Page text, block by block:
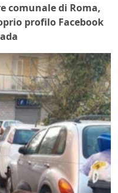
comunale di Roma,
profilo Facebook